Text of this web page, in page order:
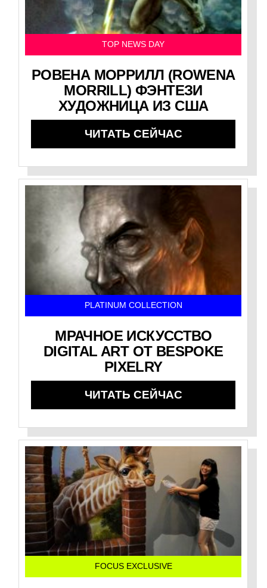
TOP NEWS DAY
РОВЕНА МОРРИЛЛ (ROWENA
MORRILL) ФЭНТЕЗИ
ХУДОЖНИЦА ИЗ США
ЧИТАТЬ СЕЙЧАС
PLATINUM COLLECTION
МРАЧНОЕ ИСКУССТВО
DIGITAL ART ОТ BESPOKE
PIXELRY
ЧИТАТЬ СЕЙЧАС
FOCUS EXCLUSIVE